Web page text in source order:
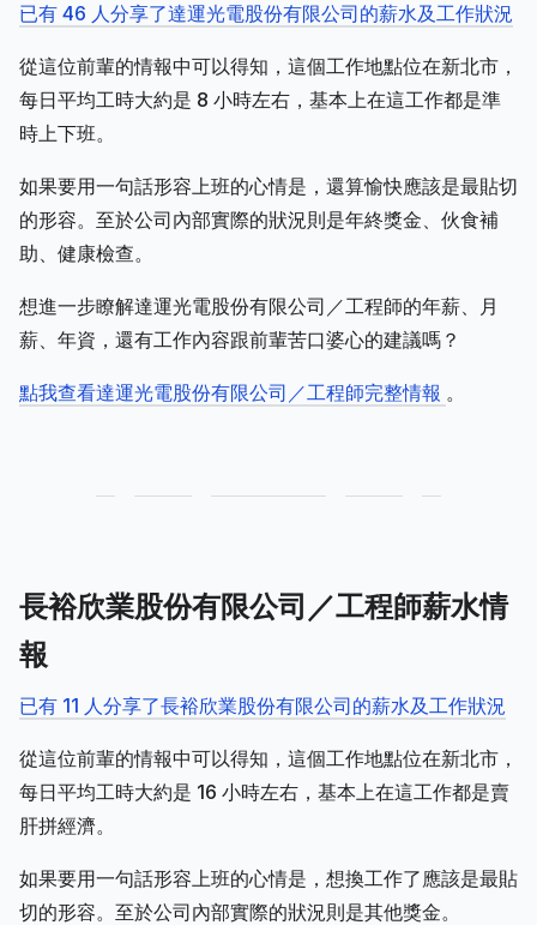
已有 46 人分享了達運光電股份有限公司的薪水及工作狀況
從這位前輩的情報中可以得知，這個工作地點位在新北市，
每日平均工時大約是 8 小時左右，基本上在這工作都是準
時上下班。
如果要用一句話形容上班的心情是，還算愉快應該是最貼切
的形容。至於公司內部實際的狀況則是年終獎金、伙食補
助、健康檢查。
想進一步瞭解達運光電股份有限公司／工程師的年薪、月
薪、年資，還有工作內容跟前輩苦口婆心的建議嗎？
點我查看達運光電股份有限公司／工程師完整情報 。
長裕欣業股份有限公司／工程師薪水情
報
已有 11 人分享了長裕欣業股份有限公司的薪水及工作狀況
從這位前輩的情報中可以得知，這個工作地點位在新北市，
每日平均工時大約是 16 小時左右，基本上在這工作都是賣
肝拼經濟。
如果要用一句話形容上班的心情是，想換工作了應該是最貼
切的形容。至於公司內部實際的狀況則是其他獎金。